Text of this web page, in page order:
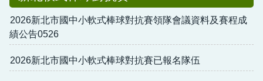
2026新北市國中小軟式棒球對抗賽領隊會議資料及賽程成
績公告0526
2026新北市國中小軟式棒球對抗賽已報名隊伍